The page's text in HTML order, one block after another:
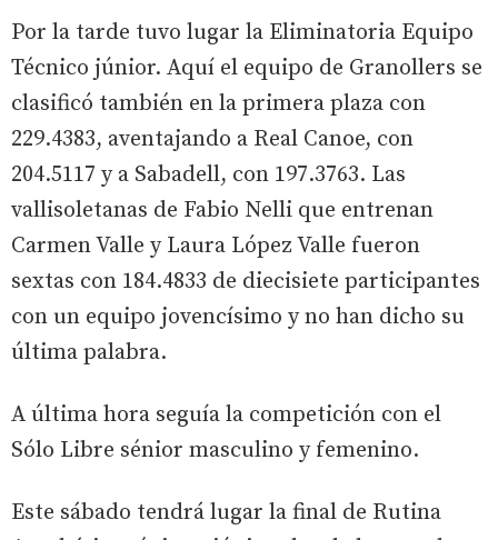
Por la tarde tuvo lugar la Eliminatoria Equipo
Técnico júnior. Aquí el equipo de Granollers se
clasificó también en la primera plaza con
229.4383, aventajando a Real Canoe, con
204.5117 y a Sabadell, con 197.3763. Las
vallisoletanas de Fabio Nelli que entrenan
Carmen Valle y Laura López Valle fueron
sextas con 184.4833 de diecisiete participantes
con un equipo jovencísimo y no han dicho su
última palabra.
A última hora seguía la competición con el
Sólo Libre sénior masculino y femenino.
Este sábado tendrá lugar la final de Rutina